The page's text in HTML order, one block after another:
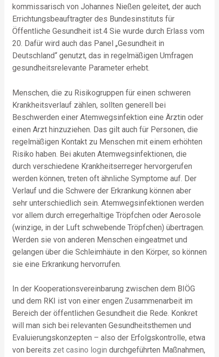
kommissarisch von Johannes Nießen geleitet, der auch
Errichtungsbeauftragter des Bundesinstituts für
Öffentliche Gesundheit ist.4 Sie wurde durch Erlass vom
20. Dafür wird auch das Panel „Gesundheit in
Deutschland“ genutzt, das in regelmäßigen Umfragen
gesundheitsrelevante Parameter erhebt.
Menschen, die zu Risikogruppen für einen schweren
Krankheitsverlauf zählen, sollten generell bei
Beschwerden einer Atemwegsinfektion eine Ärztin oder
einen Arzt hinzuziehen. Das gilt auch für Personen, die
regelmäßigen Kontakt zu Menschen mit einem erhöhten
Risiko haben. Bei akuten Atemwegsinfektionen, die
durch verschiedene Krankheitserreger hervorgerufen
werden können, treten oft ähnliche Symptome auf. Der
Verlauf und die Schwere der Erkrankung können aber
sehr unterschiedlich sein. Atemwegsinfektionen werden
vor allem durch erregerhaltige Tröpfchen oder Aerosole
(winzige, in der Luft schwebende Tröpfchen) übertragen.
Werden sie von anderen Menschen eingeatmet und
gelangen über die Schleimhäute in den Körper, so können
sie eine Erkrankung hervorrufen.
In der Kooperationsvereinbarung zwischen dem BIÖG
und dem RKI ist von einer engen Zusammenarbeit im
Bereich der öffentlichen Gesundheit die Rede. Konkret
will man sich bei relevanten Gesundheitsthemen und
Evaluierungskonzepten – also der Erfolgskontrolle, etwa
von bereits zet casino login durchgeführten Maßnahmen,